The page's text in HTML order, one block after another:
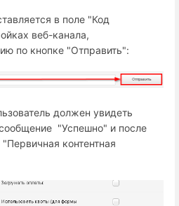
в поле "Код
веб-канала,
по кнопке "Отправить":
должен увидеть
"Успешно" и после
контентная